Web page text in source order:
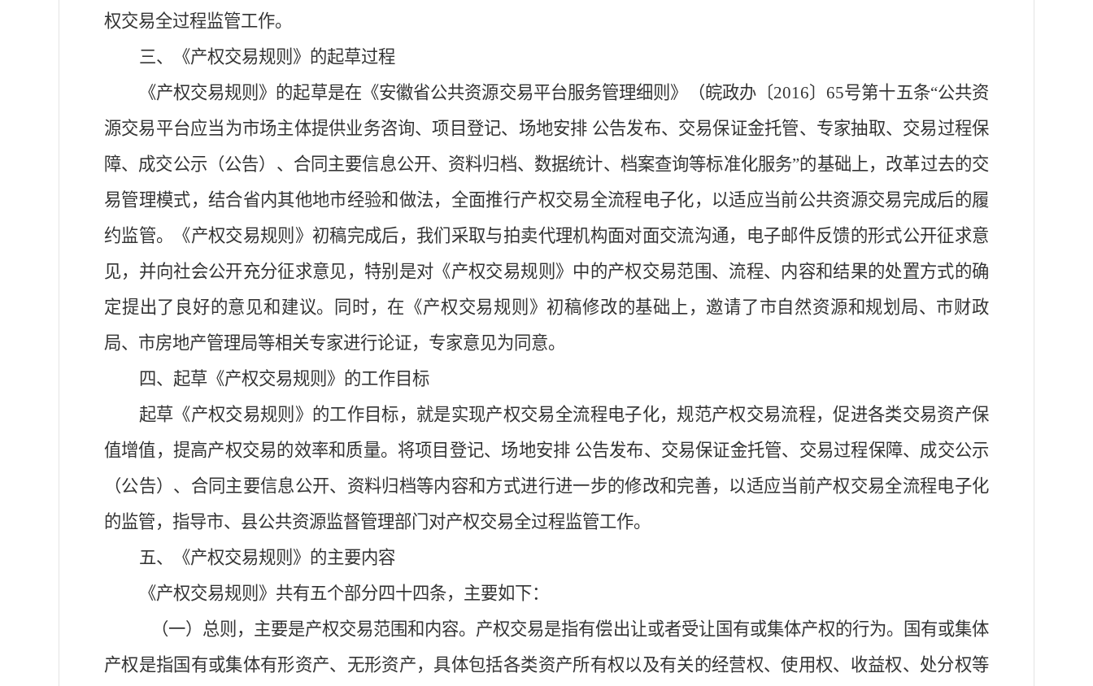
权交易全过程监管工作。
三、《产权交易规则》的起草过程
《产权交易规则》的起草是在《安徽省公共资源交易平台服务管理细则》（皖政办〔2016〕65号第十五条“公共资
源交易平台应当为市场主体提供业务咨询、项目登记、场地安排 公告发布、交易保证金托管、专家抽取、交易过程保
障、成交公示（公告）、合同主要信息公开、资料归档、数据统计、档案查询等标准化服务”的基础上，改革过去的交
易管理模式，结合省内其他地市经验和做法，全面推行产权交易全流程电子化，以适应当前公共资源交易完成后的履
约监管。《产权交易规则》初稿完成后，我们采取与拍卖代理机构面对面交流沟通，电子邮件反馈的形式公开征求意
见，并向社会公开充分征求意见，特别是对《产权交易规则》中的产权交易范围、流程、内容和结果的处置方式的确
定提出了良好的意见和建议。
同时，在《产权交易规则》初稿修改的基础上，邀请了市自然资源和规划局、市财政
局、市房地产管理局等相关专家进行论证，专家意见为同意。
四、起草《产权交易规则》的工作目标
起草《产权交易规则》的工作目标，就是实现产权交易全流程电子化， 规范产权交易流程，促进各类交易资产保
值增值，提高产权交易的效率和质量。将项目登记、场地安排 公告发布、交易保证金托管、交易过程保障、成交公示
（公告）、合同主要信息公开、资料归档等内容和方式进行进一步的修改和完善，以适应当前产权交易全流程电子化
的监管， 指导市、县公共资源监督管理部门对产权交易全过程监管工作。
五、
《产权交易规则》的主要内容
《产权交易规则》共有五个部分四十四条， 主要如下：
（一） 总则 ，主要是产权交易范围和 内容。 产权交易是指有偿出让或者受让国有或集体产权的行为。
国有或集体
产权是指国有或集体有形资产、无形资产，具体包括各类资产所有权以及有关的经营权、使用权、收益权、处分权等